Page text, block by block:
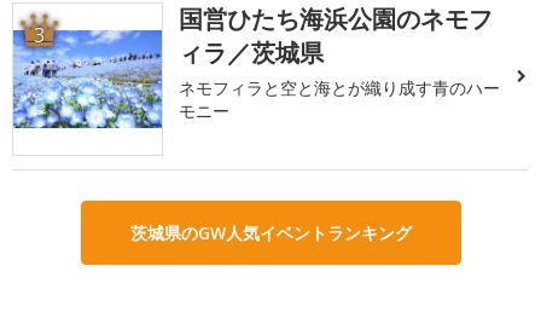
3
国営ひたち海浜公園のネモフ
ィラ／茨城県
ネモフィラと空と海とが織り成す青のハー
モニー
茨城県のGW人気イベントランキング